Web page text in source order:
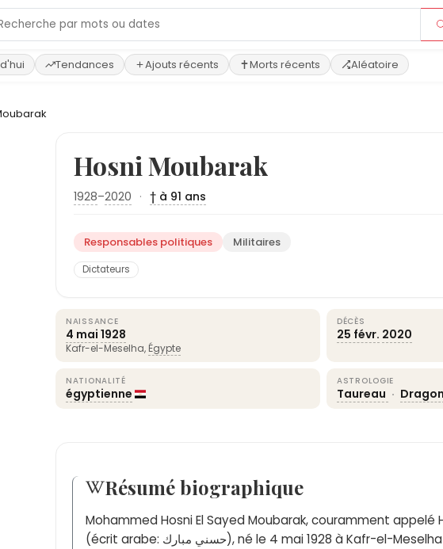
Tendances Ajouts récents Morts récents Aléatoire
Hosni Moubarak
1928–2020 · † à 91 ans
Responsables politiques Militaires
Dictateurs
NAISSANCE
4 mai 1928
Kafr-el-Meselha, Égypte
DÉCÈS
25 févr. 2020
NATIONALITÉ
égyptienne
ASTROLOGIE
Taureau · Dragon
Résumé biographique
Mohammed Hosni El Sayed Moubarak, couramment appelé
(écrit arabe: حسني مبارك), né le 4 mai 1928 à Kafr-el-Meselha et mort le 25